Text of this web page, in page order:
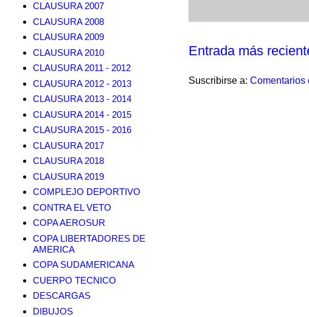
Entrada más
Suscribirse a: Comentarios
CLAUSURA 2007
CLAUSURA 2008
CLAUSURA 2009
CLAUSURA 2010
CLAUSURA 2011 - 2012
CLAUSURA 2012 - 2013
CLAUSURA 2013 - 2014
CLAUSURA 2014 - 2015
CLAUSURA 2015 - 2016
CLAUSURA 2017
CLAUSURA 2018
CLAUSURA 2019
COMPLEJO DEPORTIVO
CONTRA EL VETO
COPA AEROSUR
COPA LIBERTADORES DE
AMERICA
COPA SUDAMERICANA
CUERPO TECNICO
DESCARGAS
DIBUJOS